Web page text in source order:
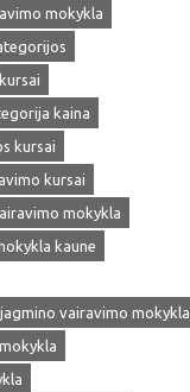
mokykla
kaina
kursai
kursai
mokykla
kaune
jagmino vairavimo mokykla